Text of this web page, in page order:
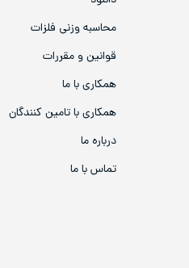
محاسبه وزنی فلزات
قوانین و مقررات
همکاری با ما
همکاری با تامین کنندگان
درباره ما
تماس با ما